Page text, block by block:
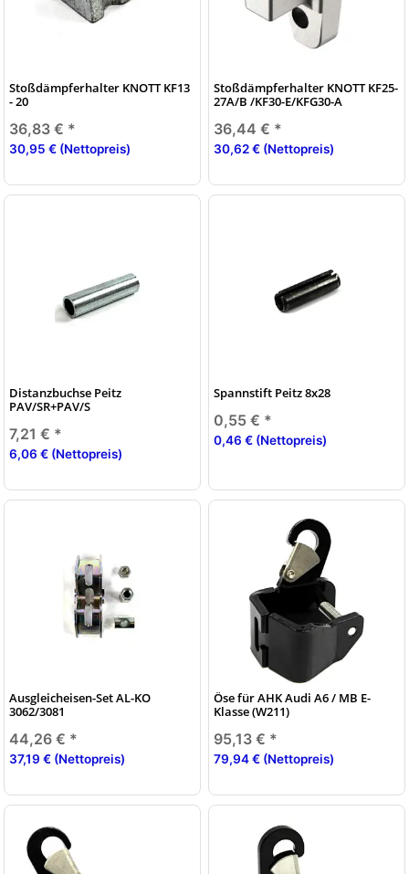
Stoßdämpferhalter KNOTT KF13
- 20
36,83 € *
30,95 € (Nettopreis)
Stoßdämpferhalter KNOTT KF25-
27A/B /KF30-E/KFG30-A
36,44 € *
30,62 € (Nettopreis)
Distanzbuchse Peitz
PAV/SR+PAV/S
7,21 € *
6,06 € (Nettopreis)
Spannstift Peitz 8x28
0,55 € *
0,46 € (Nettopreis)
Ausgleicheisen-Set AL-KO
3062/3081
44,26 € *
37,19 € (Nettopreis)
Öse für AHK Audi A6 / MB E-
Klasse (W211)
95,13 € *
79,94 € (Nettopreis)